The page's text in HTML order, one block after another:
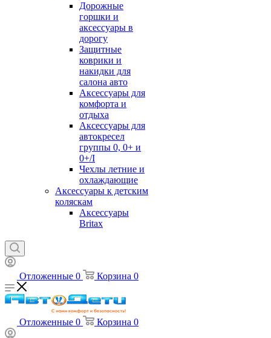
Дорожные
горшки и
аксессуары в
дорогу
Защитные
коврики и
накидки для
салона авто
Аксессуары для
комфорта и
отдыха
Аксессуары для
автокресел
группы 0, 0+ и
0+/I
Чехлы летние и
охлаждающие
Аксессуары к детским
коляскам
Аксессуары
Britax
Отложенные 0 Корзина 0
Отложенные 0 Корзина 0